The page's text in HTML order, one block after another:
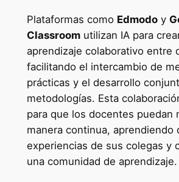
Plataformas como Edmodoy
Classroomutilizan IA para
aprendizaje colaborativo entre
facilitando el intercambio de
prácticas y el desarrollo
metodologías. Esta
para que los docentes puedan
manera continua, aprendiendo
experiencias de sus colegas y
una comunidad de aprendizaje.